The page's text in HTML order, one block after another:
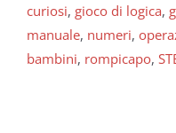
curiosi, gioco di logica,
manuale, numeri,
bambini, rompicapo,